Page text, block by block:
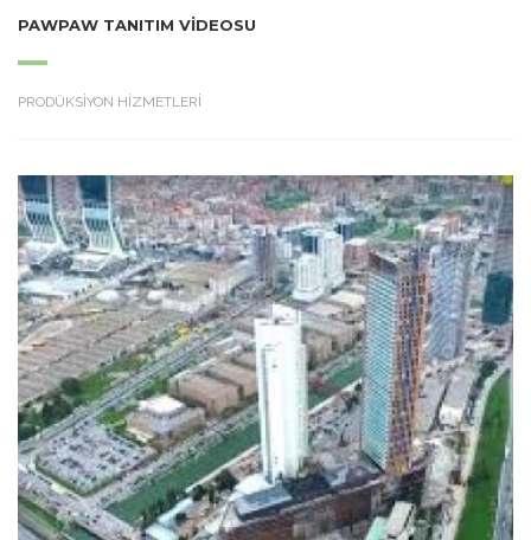
PAWPAW TANITIM VIDEOSU
PRODÜKSİYON HİZMETLERİ